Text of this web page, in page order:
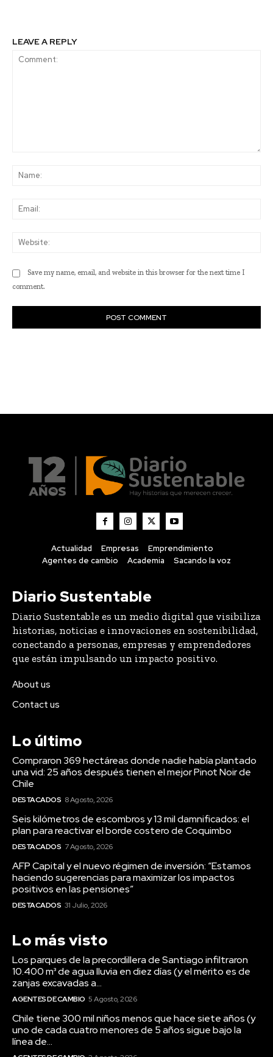
Actualidad Empresas
Emprendimiento
Agentes de cambio
Academia Sacando la voz
Diario Sustentable
Diario Sustentable es un medio digital que visibiliza
historias, noticias e innovaciones en sostenibilidad,
conectando a personas, empresas y emprendedores
que están impulsando un impacto positivo.
About us
Contact us
Lo último
Compraron 369 hectáreas donde nadie había plantado
una vid: 25 años después tienen el mejor Pinot Noir de
Chile
DESTACADOS 8 Agosto, 2026
Seis kilómetros de escombros y 13 mil damnificados: el
plan para reactivar el borde costero de Coquimbo
DESTACADOS 7 Agosto, 2026
AFP Capital y el nuevo régimen de inversión: “Estamos
haciendo sugerencias para maximizar los impactos
positivos en las pensiones”
DESTACADOS 31 Julio, 2026
Lo más visto
Los parques de la precordillera de Santiago infiltraron
10.400 m³ de agua lluvia en diez días (y el mérito es de
zanjas excavadas a...
AGENTES DE CAMBIO 5 Agosto, 2026
Chile tiene 300 mil niños menos que hace siete años (y
uno de cada cuatro menores de 5 años sigue bajo la
línea de...